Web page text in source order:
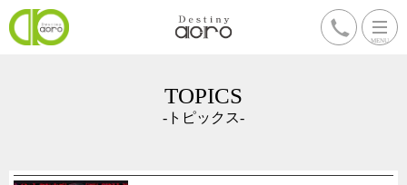
TOPICS
-トピックス-